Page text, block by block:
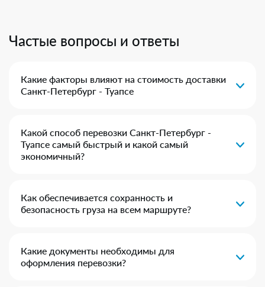
Частые вопросы и ответы
Какие факторы влияют на стоимость доставки
Санкт-Петербург - Туапсе
Какой способ перевозки Санкт-Петербург -
Туапсе самый быстрый и какой самый
экономичный?
Как обеспечивается сохранность и
безопасность груза на всем маршруте?
Какие документы необходимы для
оформления перевозки?